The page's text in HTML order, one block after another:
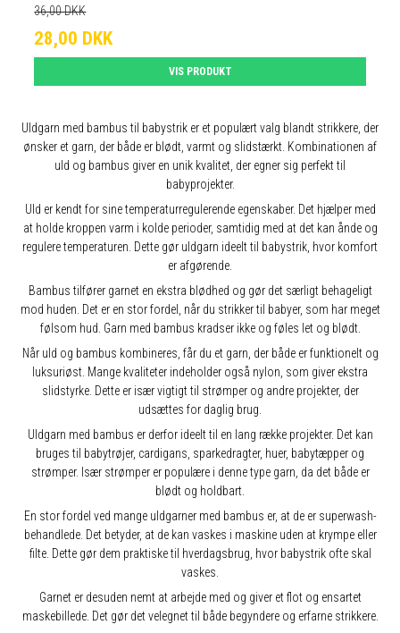
36,00 DKK
28,00 DKK
VIS PRODUKT
Uldgarn med bambus til babystrik er et populært valg blandt strikkere, der
ønsker et garn, der både er blødt, varmt og slidstærkt. Kombinationen af
uld og bambus giver en unik kvalitet, der egner sig perfekt til
babyprojekter.
Uld er kendt for sine temperaturregulerende egenskaber. Det hjælper med
at holde kroppen varm i kolde perioder, samtidig med at det kan ånde og
regulere temperaturen. Dette gør uldgarn ideelt til babystrik, hvor komfort
er afgørende.
Bambus tilfører garnet en ekstra blødhed og gør det særligt behageligt
mod huden. Det er en stor fordel, når du strikker til babyer, som har meget
følsom hud. Garn med bambus kradser ikke og føles let og blødt.
Når uld og bambus kombineres, får du et garn, der både er funktionelt og
luksuriøst. Mange kvaliteter indeholder også nylon, som giver ekstra
slidstyrke. Dette er især vigtigt til strømper og andre projekter, der
udsættes for daglig brug.
Uldgarn med bambus er derfor ideelt til en lang række projekter. Det kan
bruges til babytrøjer, cardigans, sparkedragter, huer, babytæpper og
strømper. Især strømper er populære i denne type garn, da det både er
blødt og holdbart.
En stor fordel ved mange uldgarner med bambus er, at de er superwash-
behandlede. Det betyder, at de kan vaskes i maskine uden at krympe eller
filte. Dette gør dem praktiske til hverdagsbrug, hvor babystrik ofte skal
vaskes.
Garnet er desuden nemt at arbejde med og giver et flot og ensartet
maskebillede. Det gør det velegnet til både begyndere og erfarne strikkere.